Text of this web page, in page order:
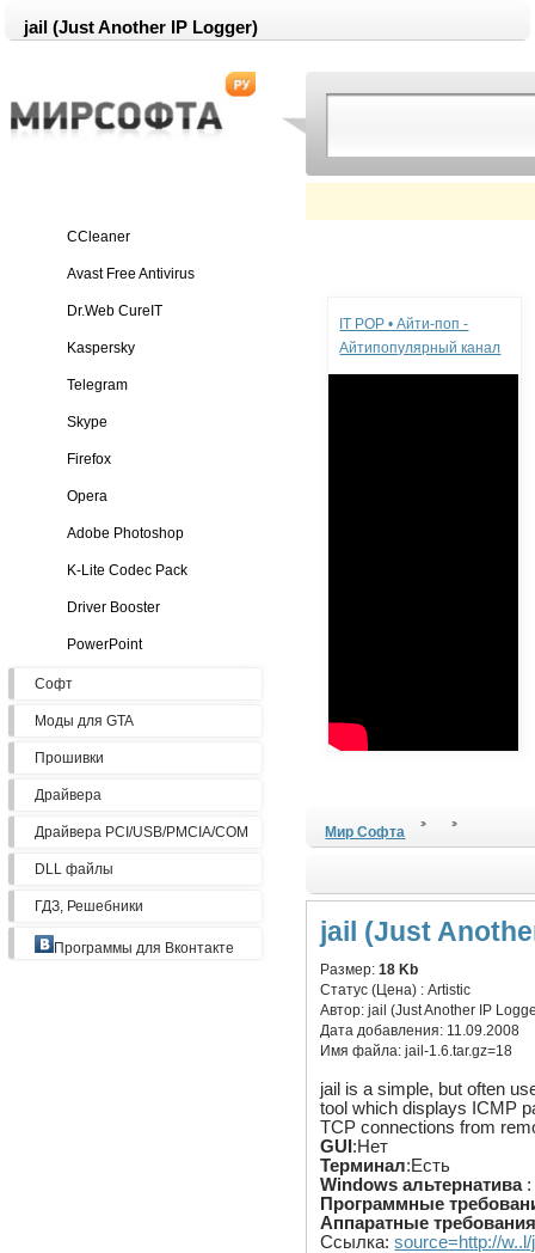
jail (Just Another IP Logger)
CCleaner
Avast Free Antivirus
Dr.Web CureIT
Kaspersky
Telegram
Skype
Firefox
Opera
Adobe Photoshop
K-Lite Codec Pack
Driver Booster
PowerPoint
Софт
Моды для GTA
Прошивки
Драйвера
Драйвера PCI/USB/PMCIA/COM
DLL файлы
ГДЗ, Решебники
Программы для Вконтакте
IT POP • Айти-поп -
Айтипопулярный канал
Мир Софта
jail (Just
Размер:18 Kb
Статус (Цена) :Artistic
Автор:jail (Just Another IP
Дата добавления: 11.09.2008
Имя файла:jail-1.6.tar.gz=18
jail is a simple, but often
tool which displays ICMP
TCP connections from
GUI:Нет
Терминал:Есть
Windows альтернатива:
Программные
Аппаратные
Ссылка:source=http://